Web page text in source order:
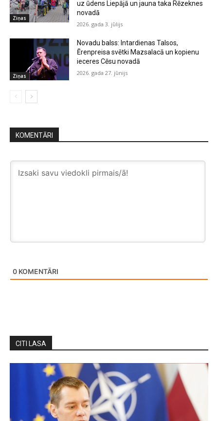
Ziņas
uz ūdens Liepājā un jauna taka Rēzeknes
novadā
2026. gada 3. jūlijs
Ziņas
Novadu balss: Intardienas Talsos,
Ērenpreisa svētki Mazsalacā un kopienu
ieceres Cēsu novadā
2026. gada 27. jūnijs
KOMENTĀRI
0 KOMENTĀRI
CITI LASA